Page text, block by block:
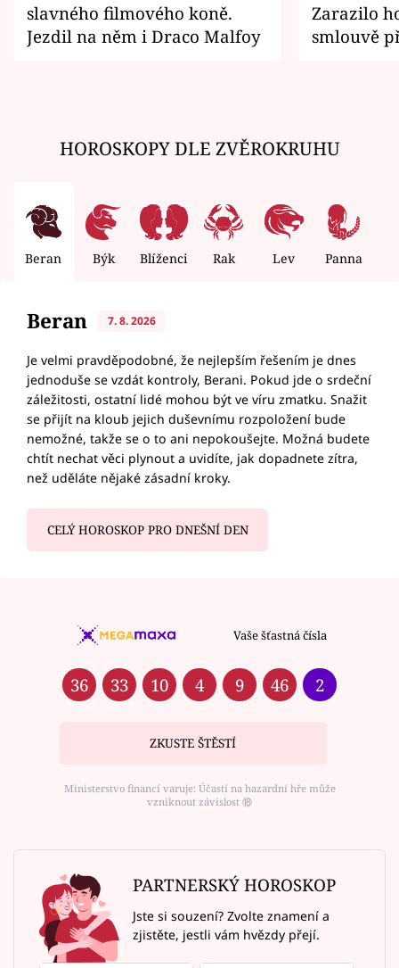
slavného filmového koně.
Jezdil na něm i Draco Malfoy
Zarazilo
smlouvě
HOROSKOPY DLE ZVĚROKRUHU
Beran Býk Blíženci Rak Lev Panna
Beran 7. 8. 2026
Je velmi pravděpodobné, že nejlepším řešením je dnes
jednoduše se vzdát kontroly, Berani. Pokud jde o srdeční
záležitosti, ostatní lidé mohou být ve víru zmatku. Snažit
se přijít na kloub jejich duševnímu rozpoložení bude
nemožné, takže se o to ani nepokoušejte. Možná budete
chtít nechat věci plynout a uvidíte, jak dopadnete zítra,
než uděláte nějaké zásadní kroky.
CELÝ HOROSKOP PRO DNEŠNÍ DEN
Vaše šťastná čísla
36 33 10 4 9 46 2
ZKUSTE ŠTĚSTÍ
Ministerstvo financí varuje: Účastí na hazardní hře může
vzniknout závislost ⑱
PARTNERSKÝ HOROSKOP
Jste si souzení? Zvolte znamení a
zjistěte, jestli vám hvězdy přejí.